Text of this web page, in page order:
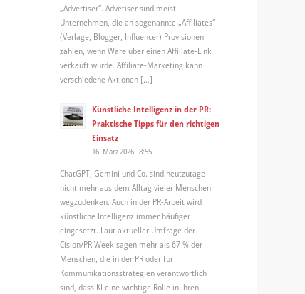
„Advertiser“. Advetiser sind meist
Unternehmen, die an sogenannte „Affiliates“
(Verlage, Blogger, Influencer) Provisionen
zahlen, wenn Ware über einen Affiliate-Link
verkauft wurde. Affiliate-Marketing kann
verschiedene Aktionen […]
Künstliche Intelligenz in der PR:
Praktische Tipps für den richtigen
Einsatz
16. März 2026 - 8:55
ChatGPT, Gemini und Co. sind heutzutage
nicht mehr aus dem Alltag vieler Menschen
wegzudenken. Auch in der PR-Arbeit wird
künstliche Intelligenz immer häufiger
eingesetzt. Laut aktueller Umfrage der
Cision/PR Week sagen mehr als 67 % der
Menschen, die in der PR oder für
Kommunikationsstrategien verantwortlich
sind, dass KI eine wichtige Rolle in ihren